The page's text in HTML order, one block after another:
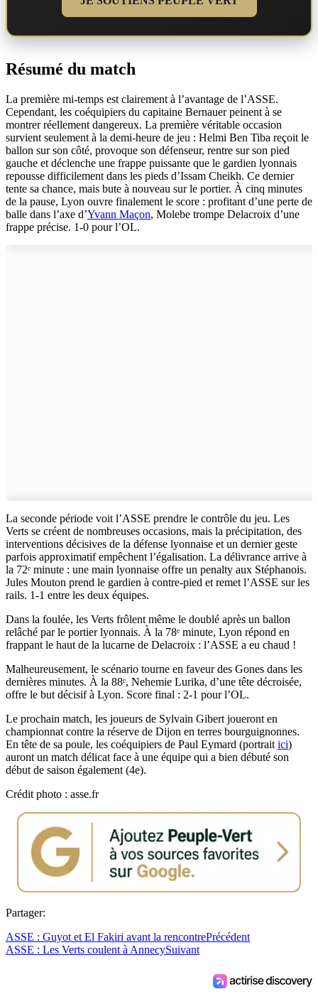
Résumé du match
La première mi-temps est clairement à l’avantage de l’ASSE.
Cependant, les coéquipiers du capitaine Bernauer peinent à se
montrer réellement dangereux. La première véritable occasion
survient seulement à la demi-heure de jeu : Helmi Ben Tiba reçoit le
ballon sur son côté, provoque son défenseur, rentre sur son pied
gauche et déclenche une frappe puissante que le gardien lyonnais
repousse difficilement dans les pieds d’Issam Cheikh. Ce dernier
tente sa chance, mais bute à nouveau sur le portier. À cinq minutes
de la pause, Lyon ouvre finalement le score : profitant d’une perte de
balle dans l’axe d’Yvann Maçon, Molebe trompe Delacroix d’une
frappe précise. 1-0 pour l’OL.
La seconde période voit l’ASSE prendre le contrôle du jeu. Les
Verts se créent de nombreuses occasions, mais la précipitation, des
interventions décisives de la défense lyonnaise et un dernier geste
parfois approximatif empêchent l’égalisation. La délivrance arrive à
la 72ᵉ minute : une main lyonnaise offre un penalty aux Stéphanois.
Jules Mouton prend le gardien à contre-pied et remet l’ASSE sur les
rails. 1-1 entre les deux équipes.
Dans la foulée, les Verts frôlent même le doublé après un ballon
relâché par le portier lyonnais. À la 78ᵉ minute, Lyon répond en
frappant le haut de la lucarne de Delacroix : l’ASSE a eu chaud !
Malheureusement, le scénario tourne en faveur des Gones dans les
dernières minutes. À la 88ᵉ, Nehemie Lurika, d’une tête décroisée,
offre le but décisif à Lyon. Score final : 2-1 pour l’OL.
Le prochain match, les joueurs de Sylvain Gibert joueront en
championnat contre la réserve de Dijon en terres bourguignonnes.
En tête de sa poule, les coéquipiers de Paul Eymard (portrait ici)
auront un match délicat face à une équipe qui a bien débuté son
début de saison également (4e).
Crédit photo : asse.fr
Partager:
ASSE : Guyot et El Fakiri avant la rencontrePrécédent
ASSE : Les Verts coulent à AnnecySuivant